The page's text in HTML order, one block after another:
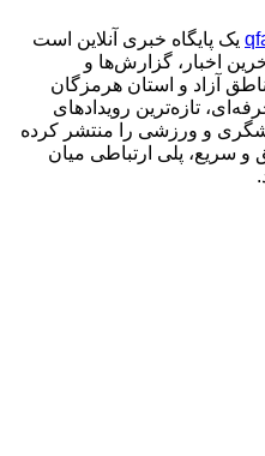
یک پایگاه خبری آنلاین است
اخبار، گزارش‌ها و
آزاد و استان هرمزگان
تازه‌ترین رویدادهای
و ورزشی را منتشر کرده
و سریع، پلی ارتباطی میان